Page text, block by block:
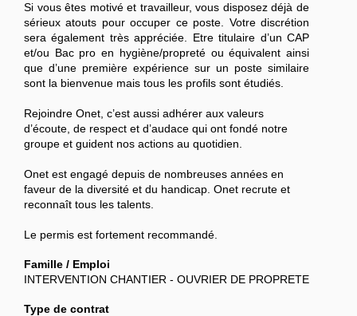
Si vous êtes motivé et travailleur, vous disposez déjà de
sérieux atouts pour occuper ce poste. Votre discrétion
sera également très appréciée. Etre titulaire d’un CAP
et/ou Bac pro en hygiène/propreté ou équivalent ainsi
que d’une première expérience sur un poste similaire
sont la bienvenue mais tous les profils sont étudiés.
Rejoindre Onet, c’est aussi adhérer aux valeurs
d’écoute, de respect et d’audace qui ont fondé notre
groupe et guident nos actions au quotidien.
Onet est engagé depuis de nombreuses années en
faveur de la diversité et du handicap. Onet recrute et
reconnaît tous les talents.
Le permis est fortement recommandé.
Famille / Emploi
INTERVENTION CHANTIER - OUVRIER DE PROPRETE
Type de contrat